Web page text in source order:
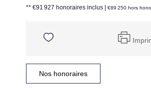
** €91 927 honoraires inclus €89 250 hors
Nos honoraires